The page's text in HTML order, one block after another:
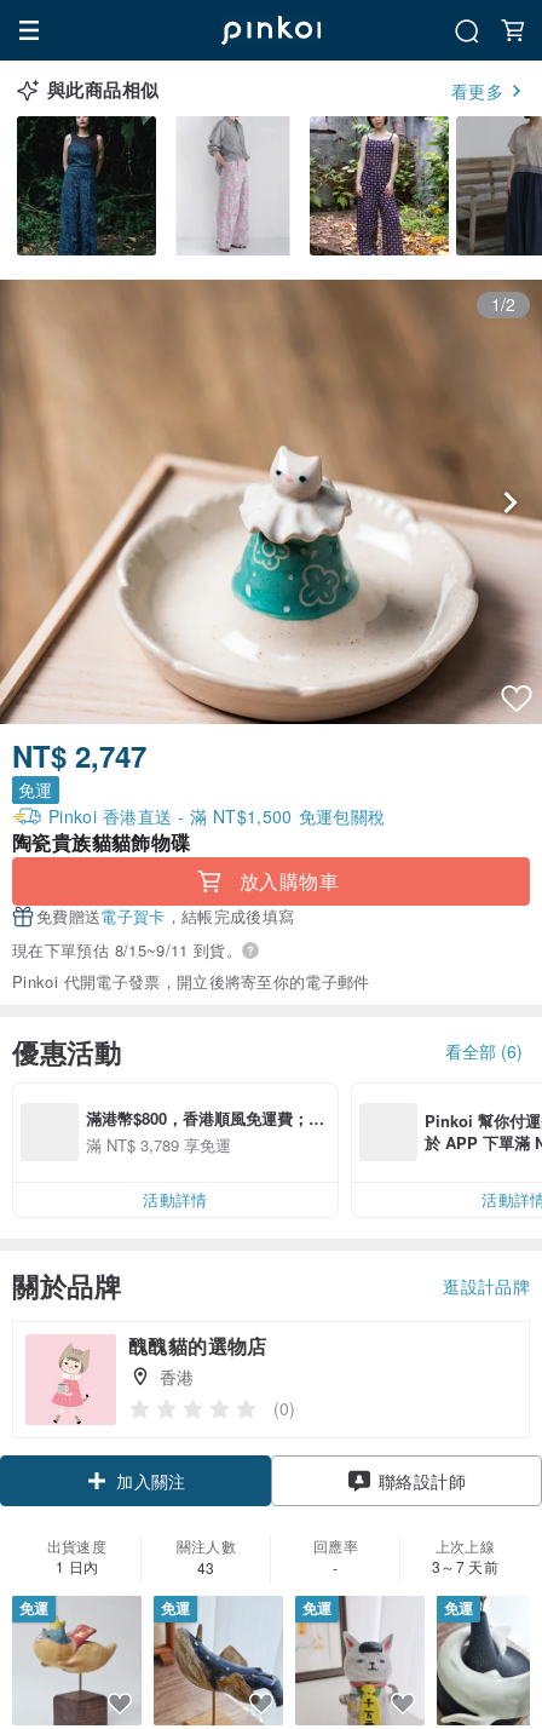
與此商品相似 看更多
1/2
NT$ 2,747
免運
Pinkoi 香港直送 - 滿 NT$1,500 免運包關稅
陶瓷貴族貓貓飾物碟
放入購物車
免費贈送電子賀卡 ，結帳完成後填寫
現在下單預估 8/15~9/11 到貨。
Pinkoi 代開電子發票，開立後將寄至你的電子郵件
優惠活動 看全部 (6)
滿港幣$800，香港順風免運費；台
灣和中國大陸基本郵政免運費。
滿 NT$ 3,789 享免運
活動詳情
Pinkoi 幫你付
於 APP 下單滿
活動詳
關於品牌 逛設計品牌
醜醜貓的選物店
香港
(0)
加入關注 聯絡設計師
出貨速度
1 日內
關注人數
43
回應率
-
上次上線
3～7 天前
免運 免運 免運 免運